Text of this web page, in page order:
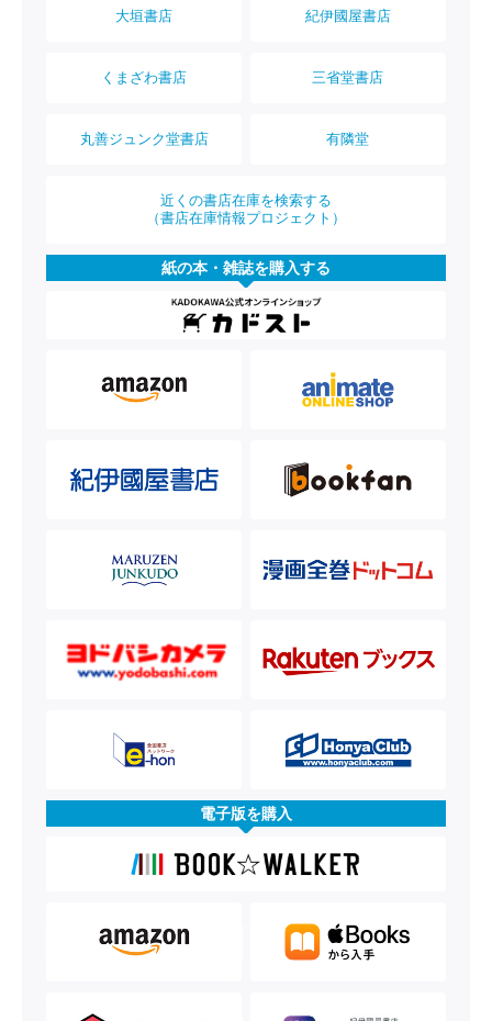
大垣書店 紀伊國屋書店
くまざわ書店 三省堂書店
丸善ジュンク堂書店 有隣堂
近くの書店在庫を検索する
（書店在庫情報プロジェクト）
紙の本・雑誌を購入する
電子版を購入